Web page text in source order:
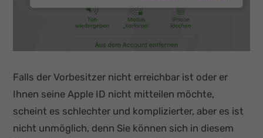
Falls der Vorbesitzer nicht erreichbar ist oder er
Ihnen seine Apple ID nicht mitteilen möchte,
scheint es schlechter und komplizierter, aber es ist
nicht unmöglich, denn Sie können sich in diesem